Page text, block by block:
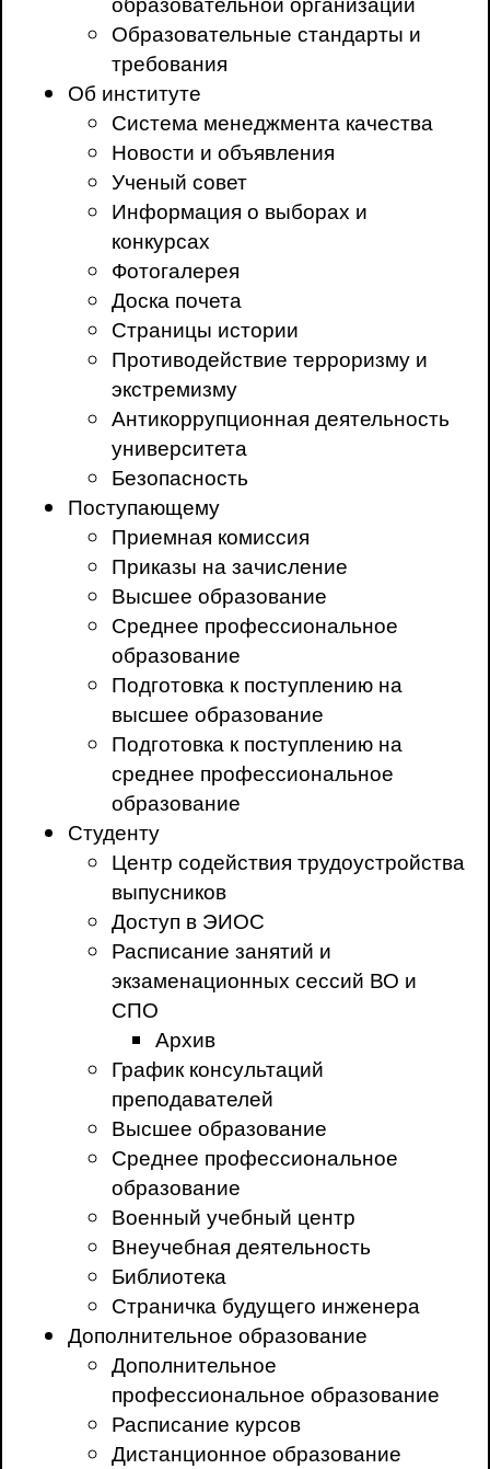
Образовательные стандарты и
требования
Об институте
Система менеджмента качества
Новости и объявления
Ученый совет
Информация о выборах и
конкурсах
Фотогалерея
Доска почета
Страницы истории
Противодействие терроризму и
экстремизму
Антикоррупционная деятельность
университета
Безопасность
Поступающему
Приемная комиссия
Приказы на зачисление
Высшее образование
Среднее профессиональное
образование
Подготовка к поступлению на
высшее образование
Подготовка к поступлению на
среднее профессиональное
образование
Студенту
Центр содействия трудоустройства
выпусников
Доступ в ЭИОС
Расписание занятий и
экзаменационных сессий ВО и
СПО
Архив
График консультаций
преподавателей
Высшее образование
Среднее профессиональное
образование
Военный учебный центр
Внеучебная деятельность
Библиотека
Страничка будущего инженера
Дополнительное образование
Дополнительное
профессиональное образование
Расписание курсов
Дистанционное образование